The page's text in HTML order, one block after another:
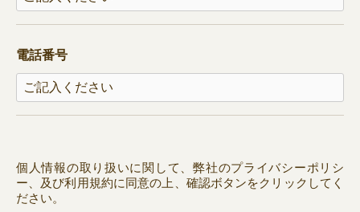
電話番号
個人情報の取り扱いに関して、弊社のプライバシーポリシ
ー 、及び利用規約に同意の上、 確認ボタンをクリックしてく
ださい。